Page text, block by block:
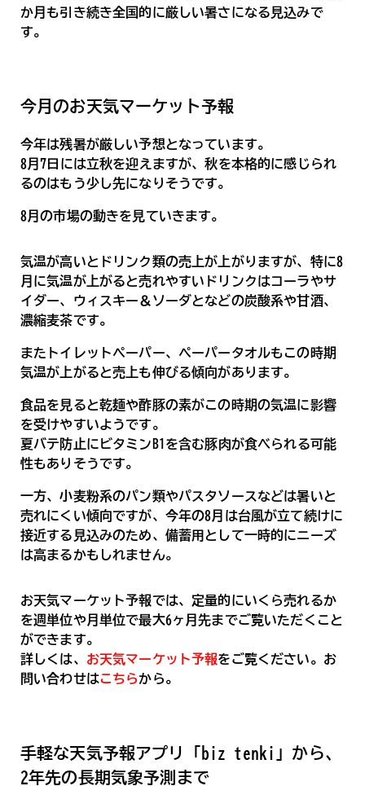
か月も引き続き全国的に厳しい暑さになる見込みで
す。
今月のお天気マーケット予報
今年は残暑が厳しい予想となっています。
8月7日には立秋を迎えますが、秋を本格的に感じられ
るのはもう少し先になりそうです。
8月の市場の動きを見ていきます。
気温が高いとドリンク類の売上が上がりますが、特に8
月に気温が上がると売れやすいドリンクはコーラやサ
イダー、ウィスキー＆ソーダとなどの炭酸系や甘酒、
濃縮麦茶です。
またトイレットペーパー、ペーパータオルもこの時期
気温が上がると売上も伸びる傾向があります。
食品を見ると乾麺や酢豚の素がこの時期の気温に影響
を受けやすいようです。
夏バテ防止にビタミンB1を含む豚肉が食べられる可能
性もありそうです。
一方、小麦粉系のパン類やパスタソースなどは暑いと
売れにくい傾向ですが、今年の8月は台風が立て続けに
接近する見込みのため、備蓄用として一時的にニーズ
は高まるかもしれません。
お天気マーケット予報では、定量的にいくら売れるか
を週単位や月単位で最大6ヶ月先までご覧いただくこと
ができます。
詳しくは、 お天気マーケット予報をご覧ください。お
問い合わせはこちらから。
手軽な天気予報アプリ「biz tenki」から、
2年先の長期気象予測まで